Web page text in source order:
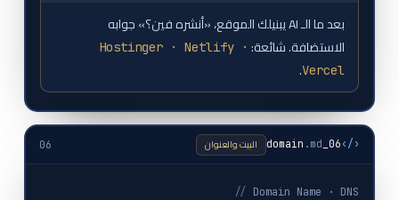
بعد ما الـ AI يبنيلك الموقع، «أنشره فين؟» جوابه
الاستضافة. شائعة: Hostinger · Netlify ·
Vercel
.
‹/›
06_domain
.md البيت والعنوان 06
// Domain Name · DNS